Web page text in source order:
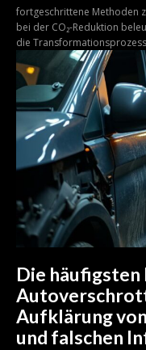
fortgeschrittene Methoden
bei der CO₂-Reduktion
die
Die
Aufklärung
und falschen